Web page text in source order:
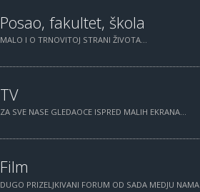
Posao, fakultet, škola
MALO I O TRNOVITOJ STRANI ŽIVOTA...
TV
ZA SVE NASE GLEDAOCE ISPRED MALIH EKRANA...
Film
DUGO PRIZELJKIVANI FORUM OD SADA MEDJU